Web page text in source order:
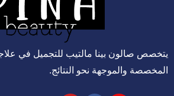
يتخصص صالون بينا مالتيب للتجميل في
المخصصة والموجهة نحو النتائج.